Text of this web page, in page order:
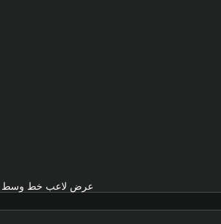
عرض لاعب خط وسط